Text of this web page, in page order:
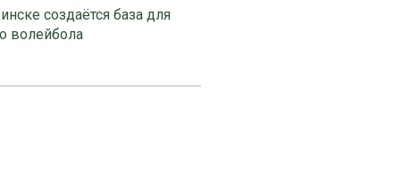
создаётся база для
волейбола